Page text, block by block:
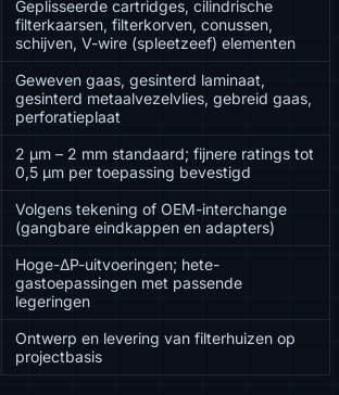
Geplisseerde cartridges, cilindrische
filterkaarsen, filterkorven, conussen,
schijven, V-wire (spleetzeef) elementen
Geweven gaas, gesinterd laminaat,
gesinterd metaalvezelvlies, gebreid gaas,
perforatieplaat
2 µm – 2 mm standaard; fijnere ratings tot
0,5 µm per toepassing bevestigd
Volgens tekening of OEM-interchange
(gangbare eindkappen en adapters)
Hoge-ΔP-uitvoeringen; hete-
gastoepassingen met passende
legeringen
Ontwerp en levering van filterhuizen op
projectbasis